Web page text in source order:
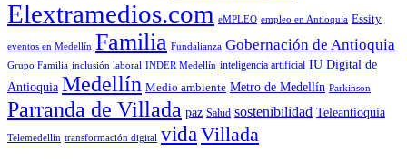
Elextramedios.com eMPLEO empleo en Antioquia Essity
eventos en Medellín Familia Fundalianza Gobernación de Antioquia
Grupo Familia inclusión laboral INDER Medellín inteligencia artificial IU Digital de
Antioquia Medellín Medio ambiente Metro de Medellín Parkinson
Parranda de Villada paz Salud sostenibilidad Teleantioquia
Telemedellín transformación digital vida Villada